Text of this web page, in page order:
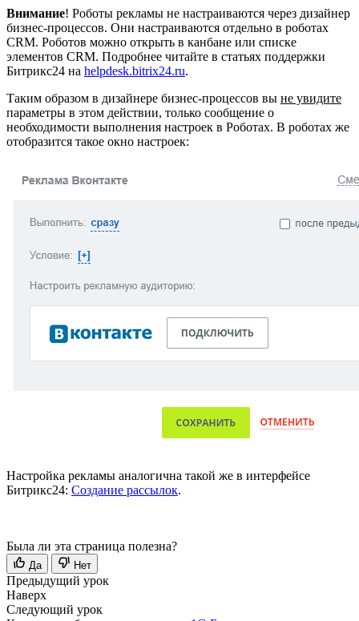
Внимание! Роботы рекламы не настраиваются через дизайнер
бизнес-процессов. Они настраиваются отдельно в роботах
CRM. Роботов можно открыть в канбане или списке
элементов CRM. Подробнее читайте в статьях поддержки
Битрикс24 на helpdesk.bitrix24.ru.
Таким образом в дизайнере бизнес-процессов вы не увидите
параметры в этом действии, только сообщение о
необходимости выполнения настроек в Роботах. В роботах же
отобразится такое окно настроек:
Настройка рекламы аналогична такой же в интерфейсе
Битрикс24: Создание рассылок.
Была ли эта страница полезна?
Да Нет
Предыдущий урок
Наверх
Следующий урок